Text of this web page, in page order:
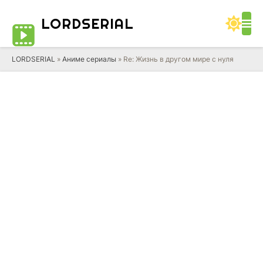
LORDSERIAL
LORDSERIAL » Аниме сериалы » Re: Жизнь в другом мире с нуля